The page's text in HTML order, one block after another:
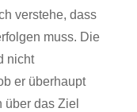
verstehe, dass
muss. Die
nicht
er überhaupt
über das Ziel